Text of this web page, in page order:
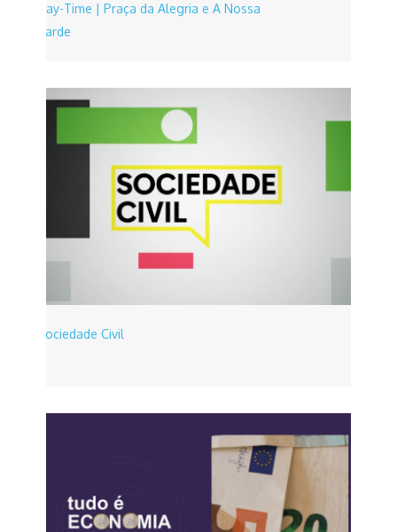
Day-Time | Praça da Alegria e A Nossa
Tarde
Sociedade Civil